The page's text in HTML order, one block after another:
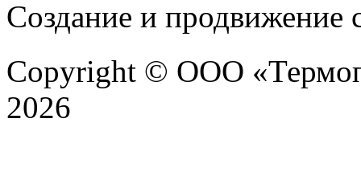
Создание и продвижение
Copyright © ООО
2026